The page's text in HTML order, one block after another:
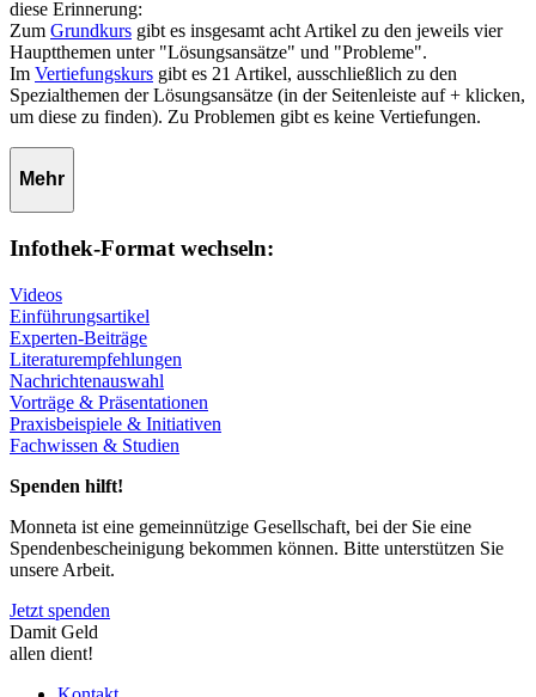
diese Erinnerung:
Zum Grundkurs gibt es insgesamt acht Artikel zu den jeweils vier
Hauptthemen unter "Lösungsansätze" und "Probleme".
Im Vertiefungskurs gibt es 21 Artikel, ausschließlich zu den
Spezialthemen der Lösungsansätze (in der Seitenleiste auf + klicken,
um diese zu finden). Zu Problemen gibt es keine Vertiefungen.
Mehr
Infothek-Format wechseln:
Videos
Einführungsartikel
Experten-Beiträge
Literaturempfehlungen
Nachrichtenauswahl
Vorträge & Präsentationen
Praxisbeispiele & Initiativen
Fachwissen & Studien
Spenden hilft!
Monneta ist eine gemeinnützige Gesellschaft, bei der Sie eine
Spendenbescheinigung bekommen können. Bitte unterstützen Sie
unsere Arbeit.
Jetzt spenden
Damit Geld
allen dient!